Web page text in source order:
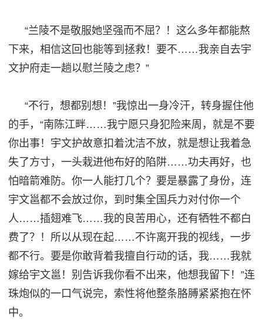
“兰陵不是敬服她坚强而不屈？！这么多年都能熬
下来，相信这回也能等到拯救！要不……我亲自去宇
文护府走一趟以慰兰陵之虑？”
“不行，想都别想！”我惊出一身冷汗，转身握住他
的手，“南陈江畔……我宁愿只身犯险来周，就是不要
你出事！宇文护故意扣着沈洁不放，就是想让我着急
失了方寸，一头栽进他布好的 陷阱……功夫再好，也
怕暗箭难防。你一人能打几个？要是暴露了身份，连
宇文邕都不会放过你，到时集全国兵力对付你一个
人 ……插翅难飞……我的良苦用心，还有牺牲不都白
费了？！所以从现在起……不许离开我的视线，一步
都不行。要是你敢背着我擅自行动的话，我……我就
嫁给宇文邕！别告诉我你看不出来，他想我留下！”连
珠炮似的一口气说完，索性将他整条胳膊紧紧抱在怀
中。